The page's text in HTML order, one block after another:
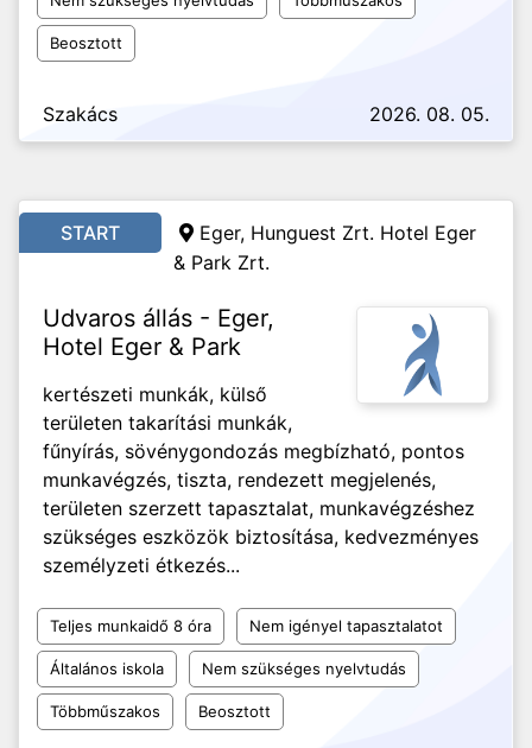
Beosztott
Szakács 2026. 08. 05.
START
Eger, Hunguest Zrt. Hotel Eger
& Park Zrt.
Udvaros állás - Eger,
Hotel Eger & Park
kertészeti munkák, külső
területen takarítási munkák,
fűnyírás, sövénygondozás megbízható, pontos
munkavégzés, tiszta, rendezett megjelenés,
területen szerzett tapasztalat, munkavégzéshez
szükséges eszközök biztosítása, kedvezményes
személyzeti étkezés...
Teljes munkaidő 8 óra Nem igényel tapasztalatot
Általános iskola Nem szükséges nyelvtudás
Többműszakos Beosztott